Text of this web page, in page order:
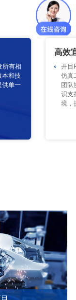
所有相
本和技
供单一
高效
开目
仿真
团队
识支
境，